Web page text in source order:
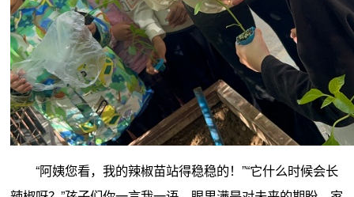
“阿姨您看，我的辣椒苗站得稳稳的！”“它什么时候会长